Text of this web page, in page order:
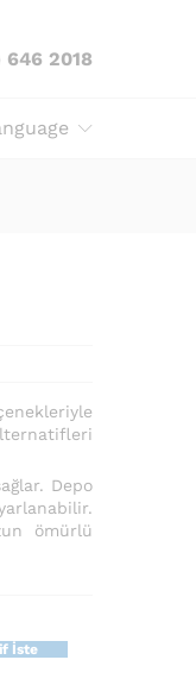
646 2018
Depo
ömürlü
İste